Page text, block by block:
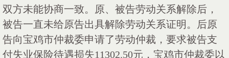
双方未能协商一致。原、被告劳动关系解除后，
被告一直未给原告出具解除劳动关系证明。后原
告向宝鸡市仲裁委申请了劳动仲裁，要求被告支
付失业保险待遇损失11302.50元，宝鸡市仲裁委以